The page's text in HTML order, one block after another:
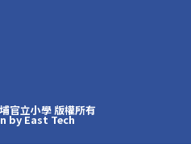
官立小學 版權所有
byEast Tech